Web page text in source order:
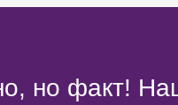
но факт!